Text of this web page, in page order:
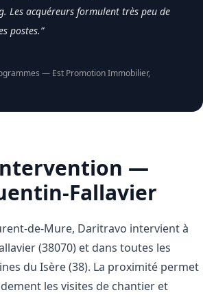
Les acquéreurs formulent très peu de
postes.”
— Est Promotion Immobilier,
—
Fallavier
de-Mure, Daritravo intervient à
(38070) et dans toutes les
du Isère (38). La proximité permet
les visites de chantier et